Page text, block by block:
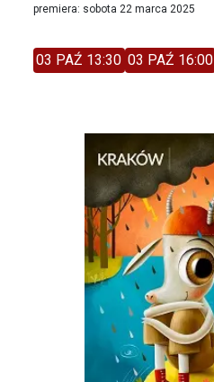
premiera: sobota 22 marca 2025
03 PAŹ 13:30 03 PAŹ 16:00